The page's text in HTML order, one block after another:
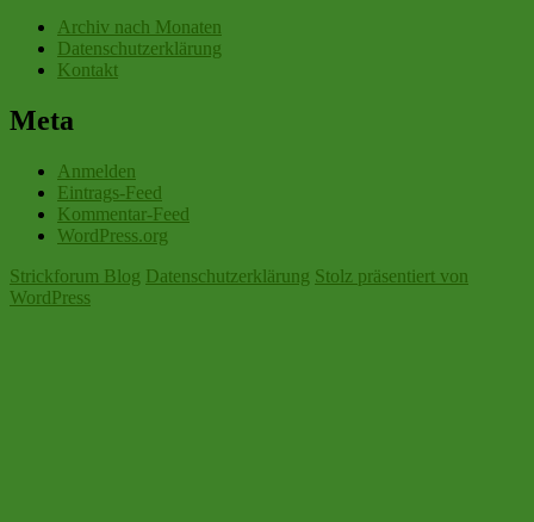
Archiv nach Monaten
Datenschutzerklärung
Kontakt
Meta
Anmelden
Eintrags-Feed
Kommentar-Feed
WordPress.org
Strickforum Blog Datenschutzerklärung Stolz präsentiert von
WordPress